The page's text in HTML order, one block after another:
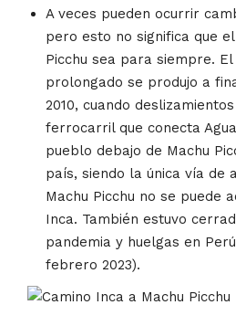
A veces pueden ocurrir
pero esto no significa que
Picchu sea para siempre.
prolongado se produjo a
2010, cuando
ferrocarril que conecta
pueblo debajo de Machu
país, siendo la única vía de
Machu Picchu no se puede
Inca. También estuvo
pandemia y huelgas en
febrero 2023).